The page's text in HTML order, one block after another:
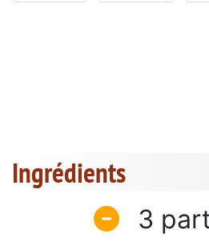
Ingrédients
3